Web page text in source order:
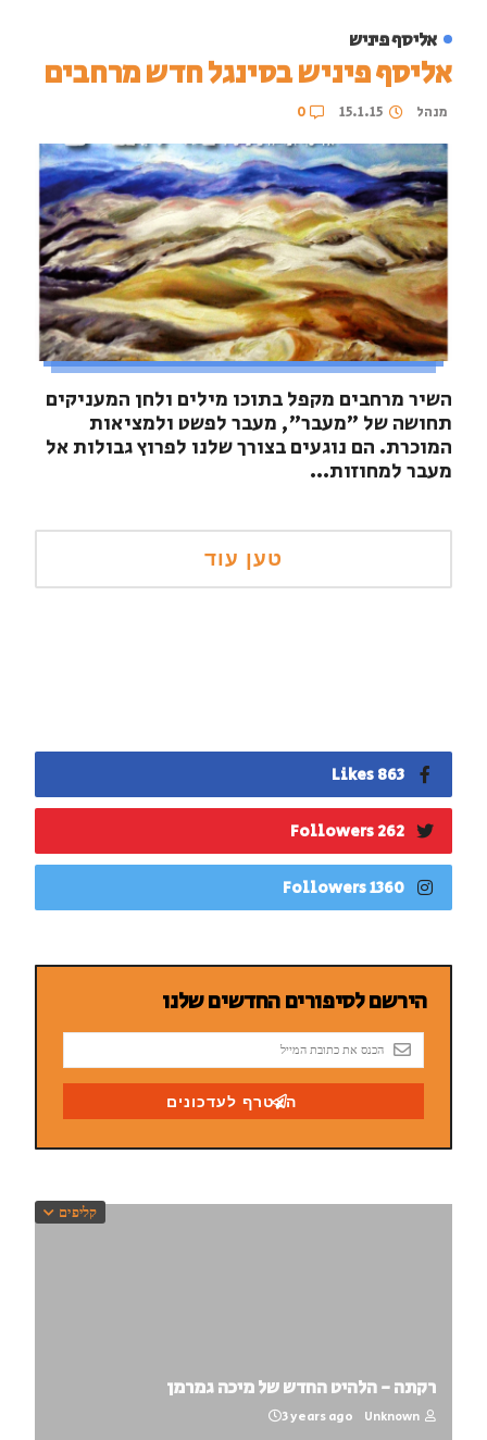
אליסף פיניש
אליסף פיניש בסינגל חדש מרחבים
מנהל 15.1.15
0
השיר מרחבים מקפל בתוכו מילים ולחן המעניקים
תחושה של "מעבר", מעבר לפשט ולמציאות
המוכרת. הם נוגעים בצורך שלנו לפרוץ גבולות אל
מעבר למחוזות...
863 Likes
262 Followers
1360 Followers
קליפים
רקתה - הלהיט החדש של מיכה גמרמן
Unknown
3 years ago